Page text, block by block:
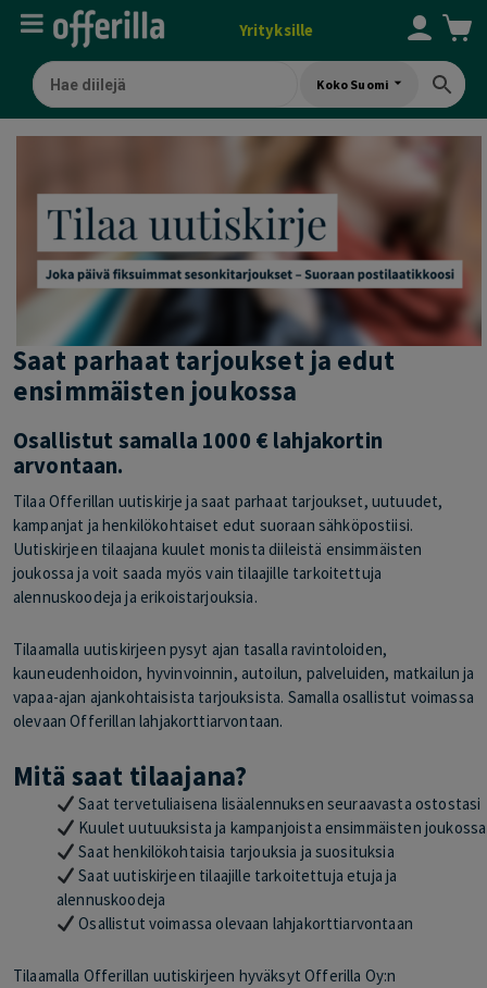
Yrityksille
Koko Suomi
Saat parhaat tarjoukset ja edut
ensimmäisten joukossa
Osallistut samalla 1000 € lahjakortin
arvontaan.
Tilaa Offerillan uutiskirje ja saat parhaat tarjoukset, uutuudet,
kampanjat ja henkilökohtaiset edut suoraan sähköpostiisi.
Uutiskirjeen tilaajana kuulet monista diileistä ensimmäisten
joukossa ja voit saada myös vain tilaajille tarkoitettuja
alennuskoodeja ja erikoistarjouksia.
Tilaamalla uutiskirjeen pysyt ajan tasalla ravintoloiden,
kauneudenhoidon, hyvinvoinnin, autoilun, palveluiden, matkailun ja
vapaa-ajan ajankohtaisista tarjouksista. Samalla osallistut voimassa
olevaan Offerillan lahjakorttiarvontaan.
Mitä saat tilaajana?
Saat tervetuliaisena lisäalennuksen seuraavasta ostostasi
Kuulet uutuuksista ja kampanjoista ensimmäisten joukossa
Saat henkilökohtaisia tarjouksia ja suosituksia
Saat uutiskirjeen tilaajille tarkoitettuja etuja ja
alennuskoodeja
Osallistut voimassa olevaan lahjakorttiarvontaan
Tilaamalla Offerillan uutiskirjeen hyväksyt Offerilla Oy:n